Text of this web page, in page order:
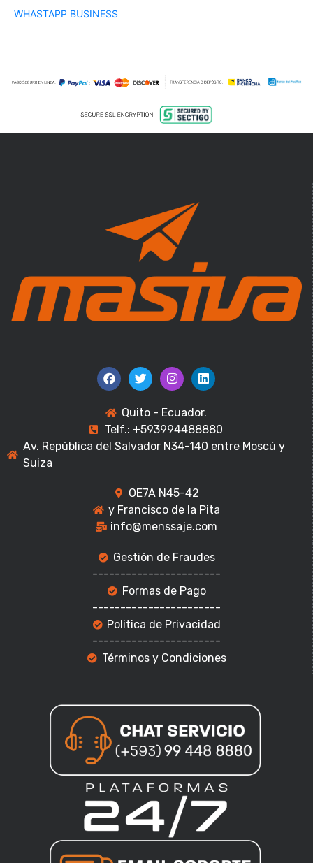
WHASTAPP BUSINESS
Quito - Ecuador.
Telf.: +593994488880
Av. República del Salvador N34-140 entre Moscú y
Suiza
OE7A N45-42
y Francisco de la Pita
info@menssaje.com
Gestión de Fraudes
-----------------------
Formas de Pago
-----------------------
Politica de Privacidad
-----------------------
Términos y Condiciones